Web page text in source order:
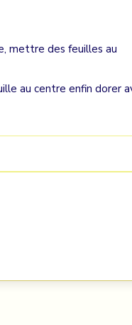
mettre des feuilles au
au centre enfin dorer